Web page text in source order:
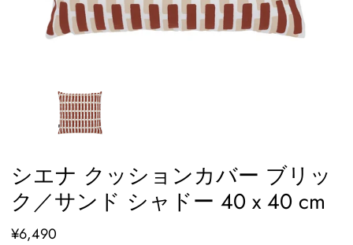
シエナ クッションカバー ブリッ
ク／サンド シャドー 40 x 40 cm
¥6,490